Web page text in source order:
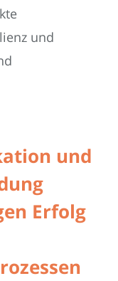
und
und
Erfolg